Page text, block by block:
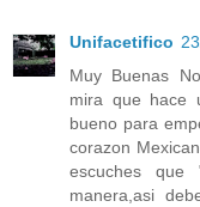
Unifacetifico
Muy Buenas
mira que hace
bueno para
corazon
escuches
manera,asi